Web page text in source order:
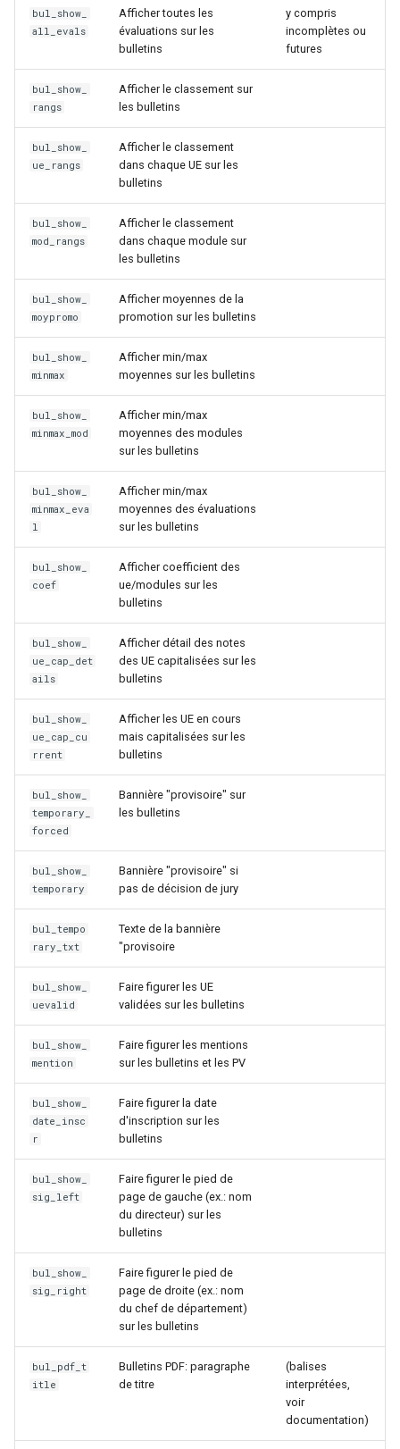
bul_show_
all_evals
Afficher toutes les
évaluations sur les
bulletins
y compris
incomplètes ou
futures
bul_show_
rangs
Afficher le classement sur
les bulletins
bul_show_
ue_rangs
Afficher le classement
dans chaque UE sur les
bulletins
bul_show_
mod_rangs
Afficher le classement
dans chaque module sur
les bulletins
bul_show_
moypromo
Afficher moyennes de la
promotion sur les bulletins
bul_show_
minmax
Afficher min/max
moyennes sur les bulletins
bul_show_
minmax_mod
Afficher min/max
moyennes des modules
sur les bulletins
bul_show_
minmax_eva
l
Afficher min/max
moyennes des évaluations
sur les bulletins
bul_show_
coef
Afficher coefficient des
ue/modules sur les
bulletins
bul_show_
ue_cap_det
ails
Afficher détail des notes
des UE capitalisées sur les
bulletins
bul_show_
ue_cap_cu
rrent
Afficher les UE en cours
mais capitalisées sur les
bulletins
bul_show_
temporary_
forced
Bannière "provisoire" sur
les bulletins
bul_show_
temporary
Bannière "provisoire" si
pas de décision de jury
bul_tempo
rary_txt
Texte de la bannière
"provisoire
bul_show_
uevalid
Faire figurer les UE
validées sur les bulletins
bul_show_
mention
Faire figurer les mentions
sur les bulletins et les PV
bul_show_
date_insc
r
Faire figurer la date
d'inscription sur les
bulletins
bul_show_
sig_left
Faire figurer le pied de
page de gauche (ex.: nom
du directeur) sur les
bulletins
bul_show_
sig_right
Faire figurer le pied de
page de droite (ex.: nom
du chef de département)
sur les bulletins
bul_pdf_t
itle
Bulletins PDF: paragraphe
de titre
(balises
interprétées,
voir
documentation)